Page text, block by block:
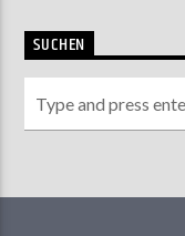
SUCHEN